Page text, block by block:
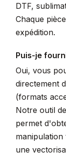
DTF,
Chaque
expédition.
Puis-je
Oui, vous
directement
(formats
Notre outil
permet
manipulation
une